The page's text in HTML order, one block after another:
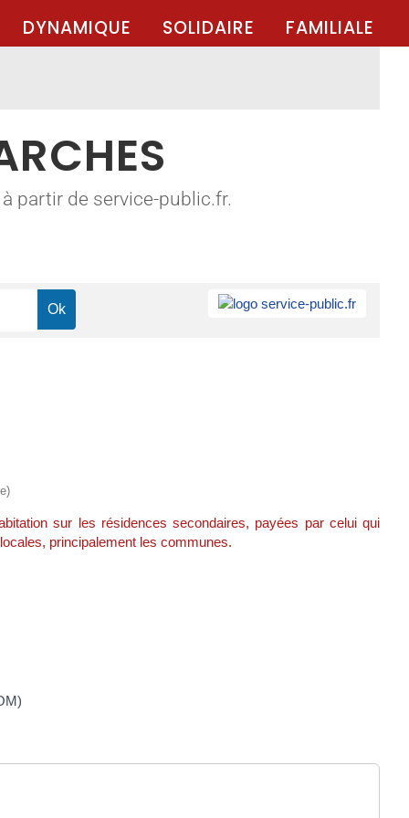
DYNAMIQUE SOLIDAIRE FAMILIALE
partir de service-public.fr.
sur les résidences secondaires, payées par celui qui
principalement les communes.